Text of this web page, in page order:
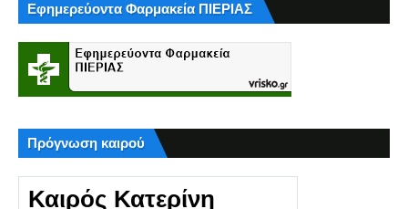
Εφημερεύοντα Φαρμακεία ΠΙΕΡΙΑΣ
Πρόγνωση καιρού
Καιρός Κατερίνη